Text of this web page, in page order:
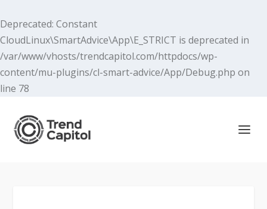
Deprecated: Constant
CloudLinux\SmartAdvice\App\E_STRICT is deprecated in
/var/www/vhosts/trendcapitol.com/httpdocs/wp-
content/mu-plugins/cl-smart-advice/App/Debug.php on
line 78